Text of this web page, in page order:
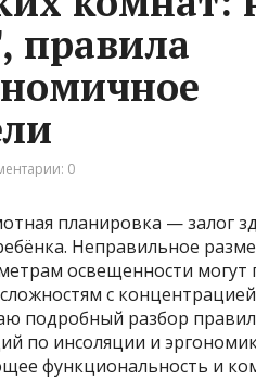
правила
0
планировка — залог
Неправильное
освещенности могут
с
подробный разбор
по инсоляции и
функциональность и